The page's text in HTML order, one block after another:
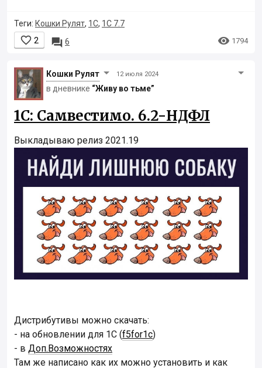
Теги: Кошки Рулят, 1С, 1С 7.7
 2  6  1794
Кошки Рyлят 12 июля 2024
в дневнике “Живу во тьме”
1С: Самвестимо. 6.2-НДФЛ
Выкладываю релиз 2021.19
Дистрибутивы можно скачать:
- на обновлении для 1С (f5for1c)
- в Доп.Возможностях
Там же написано как их можно установить и как